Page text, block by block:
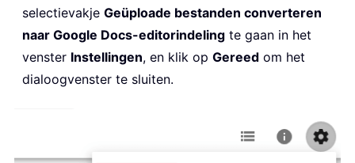
selectievakje Geüploade bestanden converteren
naar Google Docs-editorindeling te gaan in het
venster Instellingen, en klik op Gereed om het
dialoogvenster te sluiten.